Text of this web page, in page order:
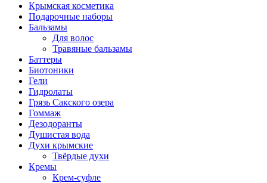
Крымская косметика
Подарочные наборы
Бальзамы
Для волос
Травяные бальзамы
Баттеры
Биотоники
Гели
Гидролаты
Грязь Сакского озера
Гоммаж
Дезодоранты
Душистая вода
Духи крымские
Твёрдые духи
Кремы
Крем-суфле